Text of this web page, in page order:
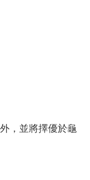
，並將擇優於龜